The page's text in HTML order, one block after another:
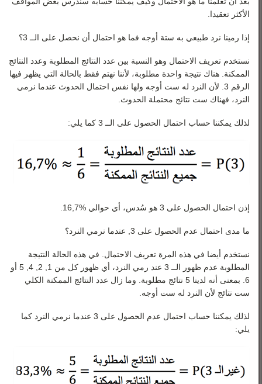
الأكثر تعقيدا.
إذا رمينا نرد طبيعي به ستة أوجه فما هو احتمال أن نحصل على الــ 3؟
نستخدم تعريف الاحتمال وهو النسبة بين عدد النتائج المطلوبة وعدد النتائج
الممكنة. هناك نتيجة واحدة مطلوبة، لأننا نهتم فقط بالحالة التي يظهر فيها
الرقم 3. لأن النرد له ست أوجه ولها نفس احتمال الحدوث عندما نرمي
النرد، فهناك ست نتائج محتملة الحدوث.
لذلك يمكننا حساب احتمال الحصول على الــ 3 كما يلي:
إذن احتمال الحصول على 3 هو سُدس، أي حوالي %16,7.
ما مدى احتمال عدم الحصول على 3, عندما نرمي النرد؟
نستخدم أيضا في هذه المرة تعريف الاحتمال. في هذه الحالة النتيجة
المطلوبة عدم ظهور الــ 3 عند رمي النرد، أي ظهور كل من 1, 2, 4, 5 أو
6. بمعنى أنه لدينا 5 نتائج مطلوبة. وما زال عدد النتائج الممكنة الكلي
ست نتائج لأن النرد له ست أوجه.
لذلك يمكننا حساب احتمال عدم الحصول على 3 عندما نرمي النرد كما
يلي: